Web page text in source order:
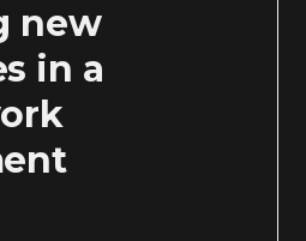
new
in a